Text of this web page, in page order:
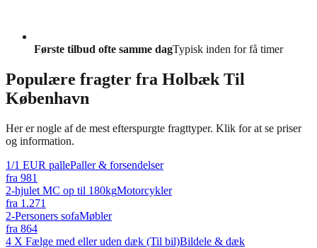
Første tilbud ofte samme dagTypisk inden for få timer
Populære fragter fra Holbæk Til
København
Her er nogle af de mest efterspurgte fragttyper. Klik for at se priser
og information.
1/1 EUR pallePaller & forsendelser
fra 981
2-hjulet MC op til 180kgMotorcykler
fra 1.271
2-Personers sofaMøbler
fra 864
4 X Fælge med eller uden dæk (Til bil)Bildele & dæk